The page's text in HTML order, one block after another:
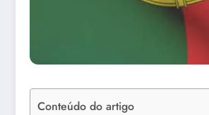
Conteúdo do artigo